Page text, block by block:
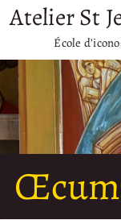
Atelier St
École